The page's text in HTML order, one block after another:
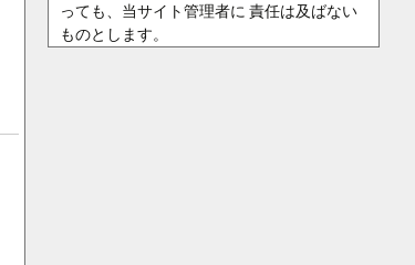
っても、当サイト管理者に 責任は及ばない
ものとします。